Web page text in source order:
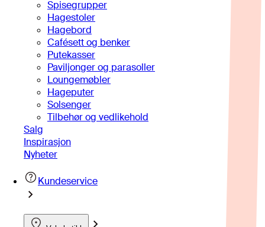
Spisegrupper
Hagestoler
Hagebord
Cafésett og benker
Putekasser
Paviljonger og parasoller
Loungemøbler
Hageputer
Solsenger
Tilbehør og vedlikehold
Salg
Inspirasjon
Nyheter
Kundeservice